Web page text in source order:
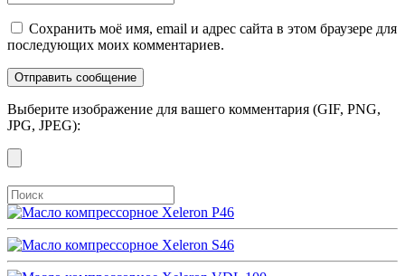
Сохранить моё имя, email и адрес сайта в этом браузере для
последующих моих комментариев.
Выберите изображение для вашего комментария (GIF, PNG,
JPG, JPEG):